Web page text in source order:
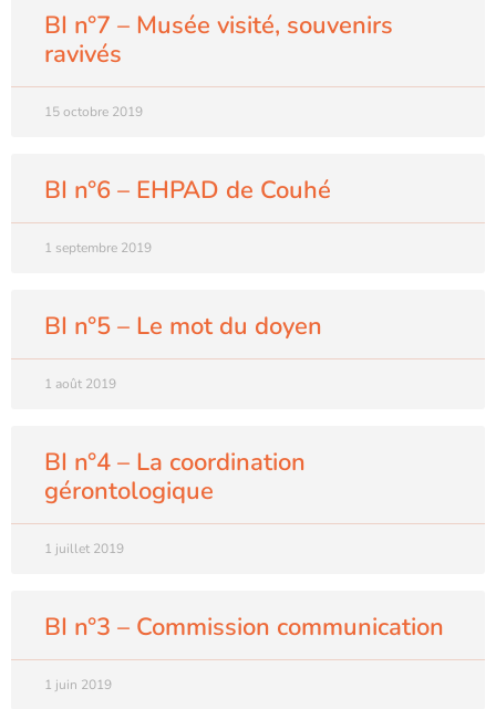
BI n°7 – Musée visité, souvenirs
ravivés
15 octobre 2019
BI n°6 – EHPAD de Couhé
1 septembre 2019
BI n°5 – Le mot du doyen
1 août 2019
BI n°4 – La coordination
gérontologique
1 juillet 2019
BI n°3 – Commission communication
1 juin 2019